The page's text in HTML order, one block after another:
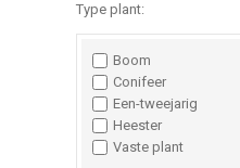
Type plant:
Boom
Conifeer
Een-tweejarig
Heester
Vaste plant